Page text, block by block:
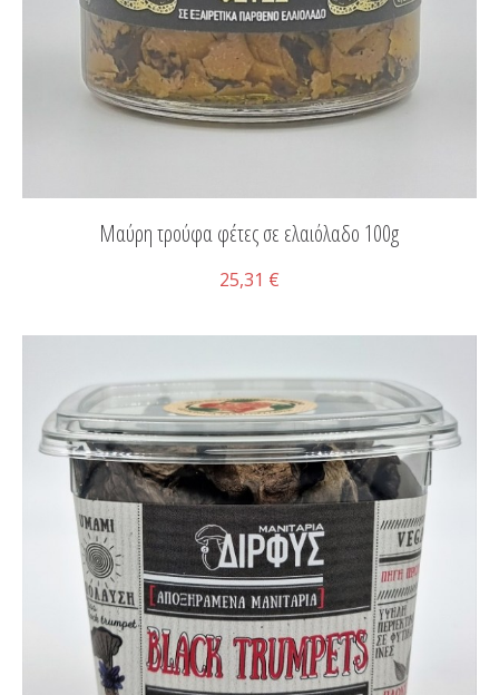
Μαύρη τρούφα φέτες σε ελαιόλαδο 100g
25,31 €